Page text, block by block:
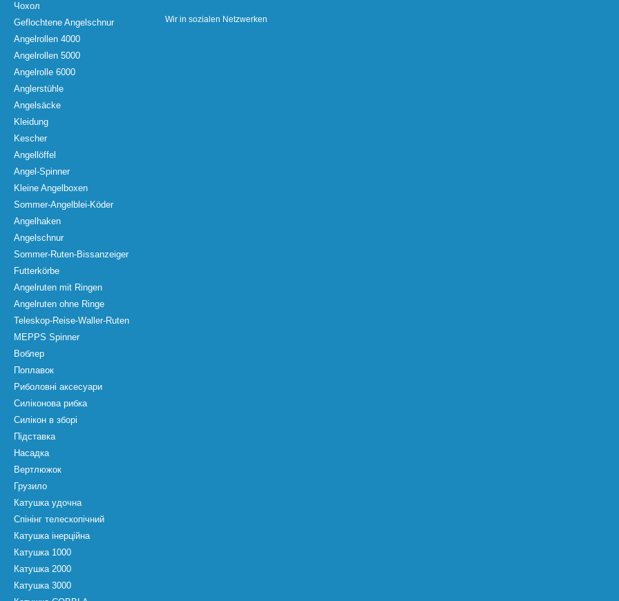
Чохол
Geflochtene Angelschnur
Angelrollen 4000
Angelrollen 5000
Angelrolle 6000
Anglerstühle
Angelsäcke
Kleidung
Kescher
Angellöffel
Angel-Spinner
Kleine Angelboxen
Sommer-Angelblei-Köder
Angelhaken
Angelschnur
Sommer-Ruten-Bissanzeiger
Futterkörbe
Angelruten mit Ringen
Angelruten ohne Ringe
Teleskop-Reise-Waller-Ruten
MEPPS Spinner
Воблер
Поплавок
Риболовні аксесуари
Силіконова рибка
Силікон в зборі
Підставка
Насадка
Вертлюжок
Грузило
Катушка удочна
Спінінг телескопічний
Катушка інерційна
Катушка 1000
Катушка 2000
Катушка 3000
Wir in sozialen Netzwerken